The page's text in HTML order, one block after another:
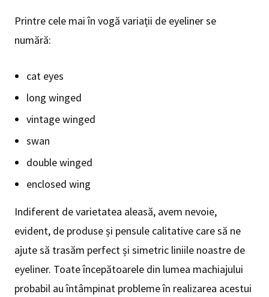
Printre cele mai în vogă variații de eyeliner se
numără:
cat eyes
long winged
vintage winged
swan
double winged
enclosed wing
Indiferent de varietatea aleasă, avem nevoie,
evident, de produse și pensule calitative care să ne
ajute să trasăm perfect și simetric liniile noastre de
eyeliner. Toate începătoarele din lumea machiajului
probabil au întâmpinat probleme în realizarea acestui